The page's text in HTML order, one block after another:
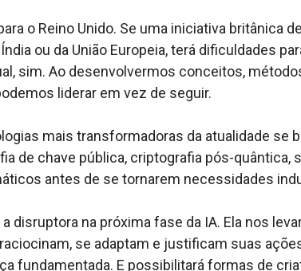
o Reino Unido. Se uma iniciativa britânica
ou da União Europeia, terá dificuldades
sim. Ao desenvolvermos conceitos,
liderar em vez de seguir.
mais transformadoras da atualidade se
de chave pública, criptografia pós-
antes de se tornarem necessidades
disruptora na próxima fase da IA. Ela nos
se adaptam e justificam suas
fundamentada. E possibilitará formas de